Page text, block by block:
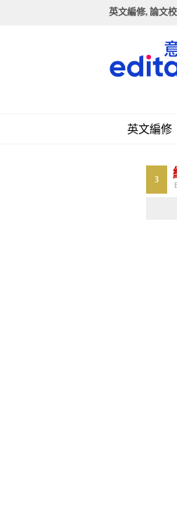
英文編修, 論文
英文編修
3